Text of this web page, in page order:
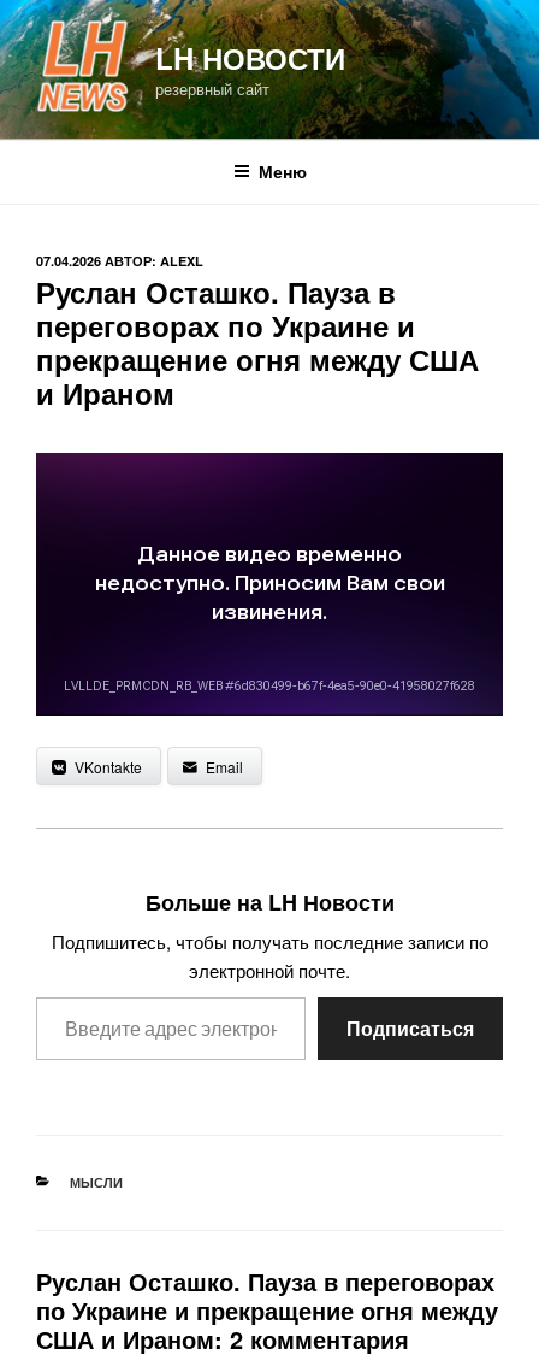
Перейти
к
содержимому
LH НОВОСТИ
резервный сайт
Меню
ОПУБЛИКОВАНО
07.04.2026 АВТОР: ALEXL
Руслан Осташко. Пауза в
переговорах по Украине и
прекращение огня между США
и Ираном
VKontakte Email
Больше на LH Новости
Подпишитесь, чтобы получать последние записи по
электронной почте.
Введите адрес электронной почты…
Подписаться
РУБРИКИ
МЫСЛИ
Руслан Осташко. Пауза в переговорах
по Украине и прекращение огня между
США и Ираном: 2 комментария